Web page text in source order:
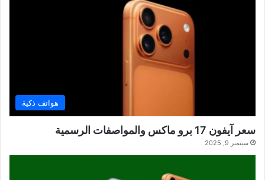
هواتف ذكية
سعر آيفون 17 برو ماكس والمواصفات الرسمية
سبتمبر 9, 2025